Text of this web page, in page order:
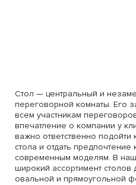
Стол — центральный и
переговорной комнаты. Его
всем участникам
впечатление о компании у
важно ответственно
стола и отдать предпочтение
современным моделям. В
широкий ассортимент столов
овальной и прямоугольной